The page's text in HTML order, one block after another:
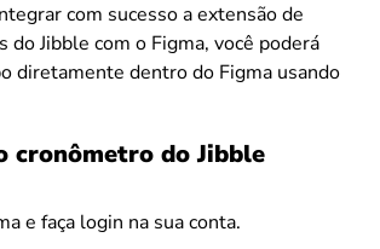
com sucesso a extensão de
do Jibble com o Figma, você poderá
diretamente dentro do Figma usando
cronômetro do Jibble
e faça login na sua conta.